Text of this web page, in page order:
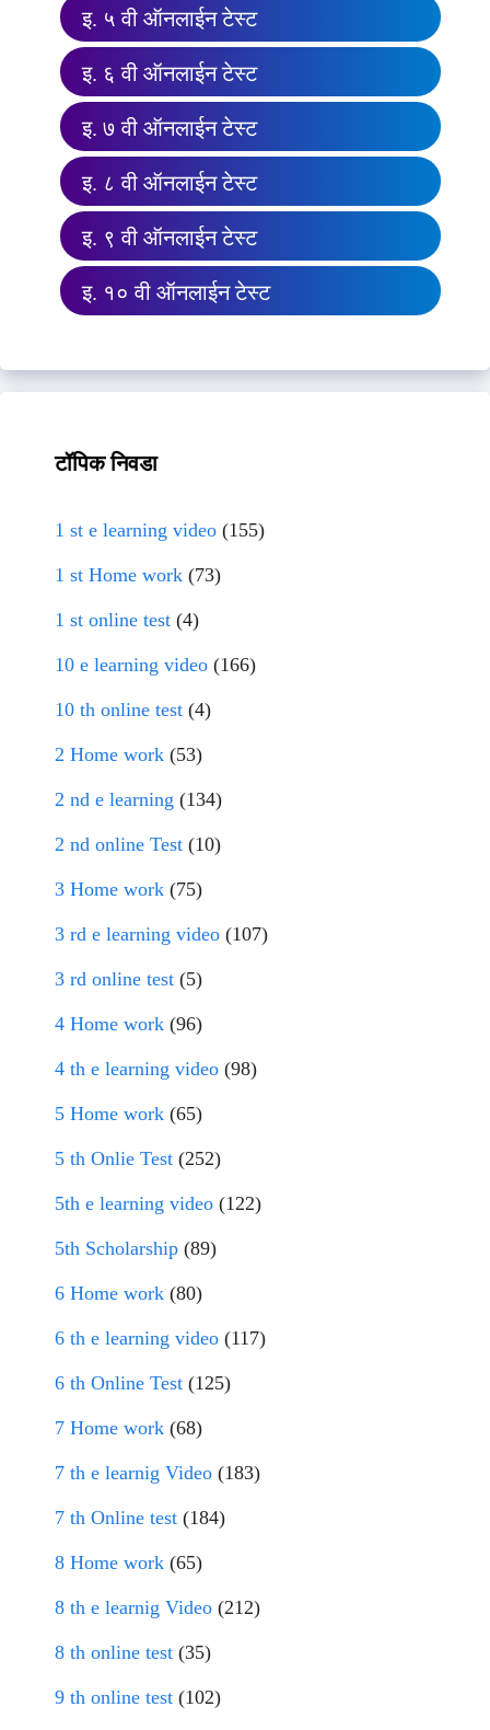
इ. ५ वी ऑनलाईन टेस्ट
इ. ६ वी ऑनलाईन टेस्ट
इ. ७ वी ऑनलाईन टेस्ट
इ. ८ वी ऑनलाईन टेस्ट
इ. ९ वी ऑनलाईन टेस्ट
इ. १० वी ऑनलाईन टेस्ट
टॉपिक निवडा
1 st e learning video (155)
1 st Home work (73)
1 st online test (4)
10 e learning video (166)
10 th online test (4)
2 Home work (53)
2 nd e learning (134)
2 nd online Test (10)
3 Home work (75)
3 rd e learning video (107)
3 rd online test (5)
4 Home work (96)
4 th e learning video (98)
5 Home work (65)
5 th Onlie Test (252)
5th e learning video (122)
5th Scholarship (89)
6 Home work (80)
6 th e learning video (117)
6 th Online Test (125)
7 Home work (68)
7 th e learnig Video (183)
7 th Online test (184)
8 Home work (65)
8 th e learnig Video (212)
8 th online test (35)
9 th online test (102)